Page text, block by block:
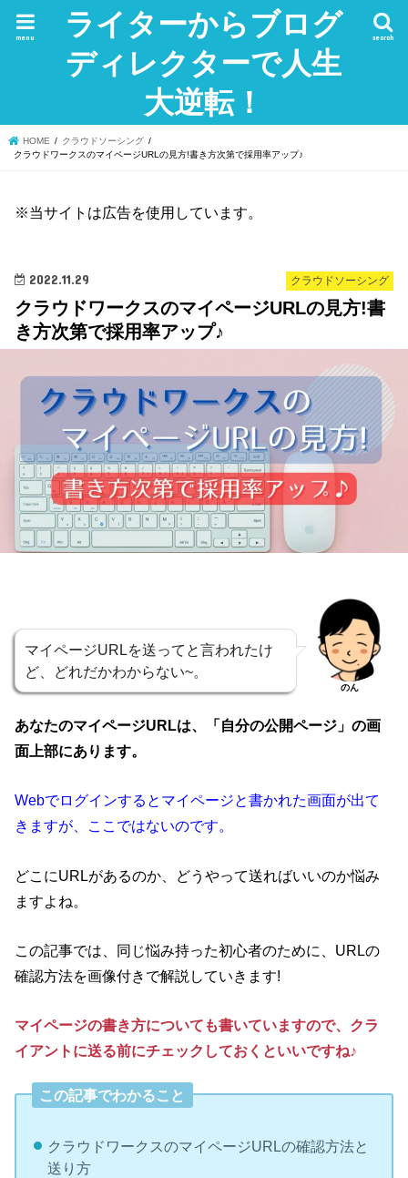
ライターからブログ
ディレクターで人生
大逆転！
search
menu
HOME
クラウドソーシング
クラウドワークスのマイページURLの見方!書き方次第で採用率アップ♪
※当サイトは広告を使用しています。
クラウドソーシング
2022.11.29
クラウドワークスのマイページURLの見方!書
き方次第で採用率アップ♪
マイページURLを送ってと言われたけ
ど、どれだかわからない~。
のん
あなたのマイページURLは、「自分の公開ページ」の画
面上部にあります。
Webでログインするとマイページと書かれた画面が出て
きますが、ここではないのです。
どこにURLがあるのか、どうやって送ればいいのか悩み
ますよね。
この記事では、同じ悩み持った初心者のために、URLの
確認方法を画像付きで解説していきます!
マイページの書き方についても書いていますので、クラ
イアントに送る前にチェックしておくといいですね♪
この記事でわかること
クラウドワークスのマイページURLの確認方法と
送り方